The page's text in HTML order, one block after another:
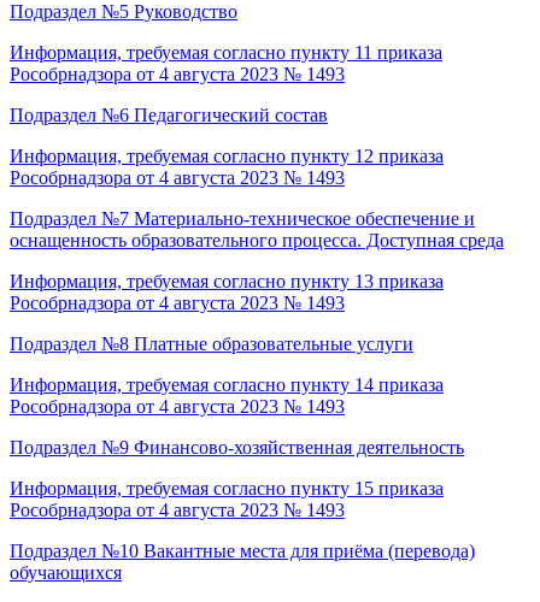
Подраздел №5 Руководство
Информация, требуемая согласно пункту 11 приказа
Рособрнадзора от 4 августа 2023 № 1493
Подраздел №6 Педагогический состав
Информация, требуемая согласно пункту 12 приказа
Рособрнадзора от 4 августа 2023 № 1493
Подраздел №7 Материально-техническое обеспечение и
оснащенность образовательного процесса. Доступная среда
Информация, требуемая согласно пункту 13 приказа
Рособрнадзора от 4 августа 2023 № 1493
Подраздел №8 Платные образовательные услуги
Информация, требуемая согласно пункту 14 приказа
Рособрнадзора от 4 августа 2023 № 1493
Подраздел №9 Финансово-хозяйственная деятельность
Информация, требуемая согласно пункту 15 приказа
Рособрнадзора от 4 августа 2023 № 1493
Подраздел №10 Вакантные места для приёма (перевода)
обучающихся